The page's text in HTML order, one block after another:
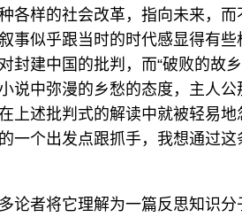
各样的社会改革，指向未来，
事似乎跟当时的时代感显得有
封建中国的批判，而“破败的故
说中弥漫的乡愁的态度，主人
上述批判式的解读中就被轻易
一个出发点跟抓手，我想通过
论者将它理解为一篇反思知识